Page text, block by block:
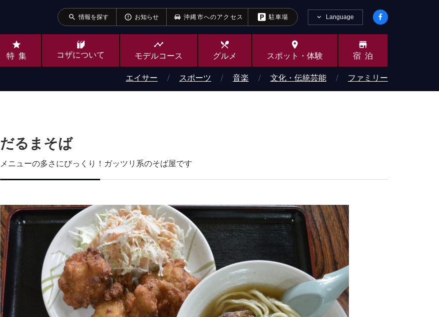
search 情報を探す error_outline お知らせ 沖縄市へのアクセス 駐車場 Language
star
特集 コザについて
timeline
モデルコース
local_dining
グルメ
place
スポット・ 体験
store
宿泊
エイサー スポーツ 音楽 文化・伝統芸能 ファミリー
だるまそば
メニューの多さにびっくり！ガッツリ系のそば屋です